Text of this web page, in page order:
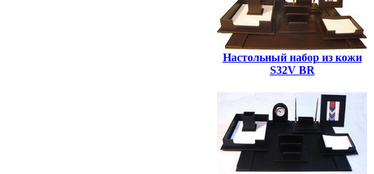
Настольный набор из кожи
S32V BR